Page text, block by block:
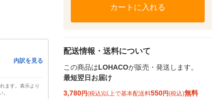
内訳を見る
ます。表示より
。
カートに入れる
配送情報・送料について
この商品はLOHACOが販売・発送します。
最短翌日お届け
3,780円(税込)以上で基本配送料550円(税込)無料